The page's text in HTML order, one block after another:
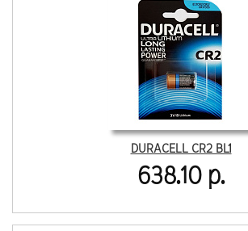
DURACELL CR2 BL1
638.10 р.